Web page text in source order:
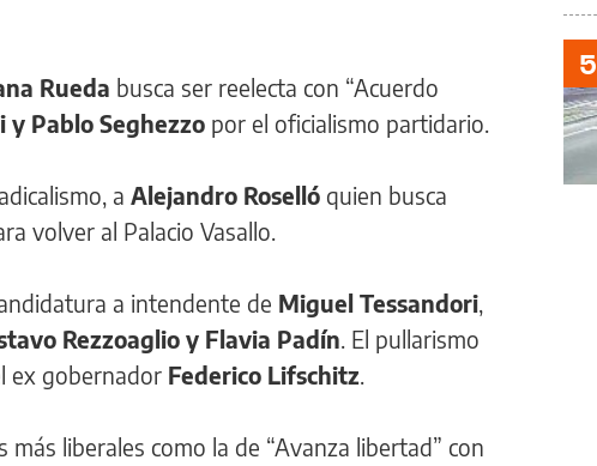
Rueda busca ser reelecta con “Acuerdo
Pablo Seghezzo por el oficialismo partidario.
a Alejandro Roselló quien busca
volver al Palacio Vasallo.
a intendente de Miguel Tessandori,
Rezzoaglio y Flavia Padín. El pullarismo
ex gobernador Federico Lifschitz.
liberales como la de “Avanza libertad” con
5